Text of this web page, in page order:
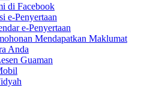
di Facebook
e-Penyertaan
e-Penyertaan
Mendapatkan Maklumat
Anda
Guaman